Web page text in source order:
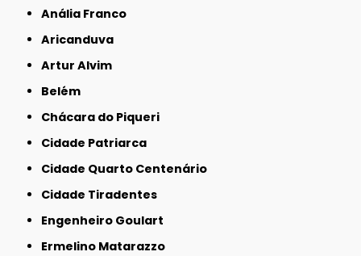
Anália Franco
Aricanduva
Artur Alvim
Belém
Chácara do Piqueri
Cidade Patriarca
Cidade Quarto Centenário
Cidade Tiradentes
Engenheiro Goulart
Ermelino Matarazzo